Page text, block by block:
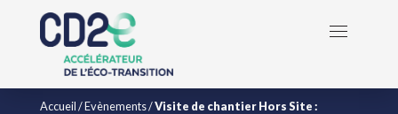
Accueil/Evènements/Visite de chantier Hors Site :